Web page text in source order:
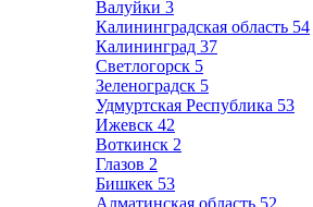
Валуйки 3
Калининградская область 54
Калининград 37
Светлогорск 5
Зеленоградск 5
Удмуртская Республика 53
Ижевск 42
Воткинск 2
Глазов 2
Бишкек 53
Алматинская область 52